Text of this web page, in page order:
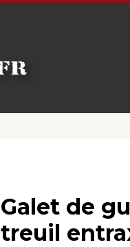
Galet de
treuil